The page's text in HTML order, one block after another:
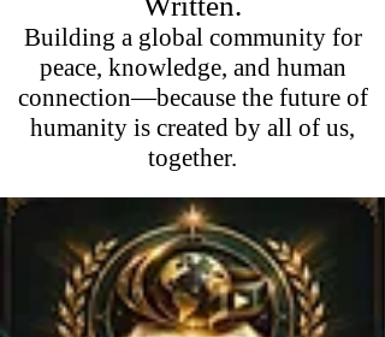
Building a global community for
peace, knowledge, and human
connection—because the future of
humanity is created by all of us,
together.